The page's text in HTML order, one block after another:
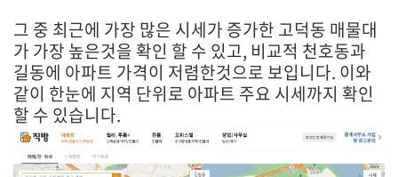
그 중 최근에 가장 많은 시세가 증가한 고덕동 매물대
가 가장 높은것을 확인 할 수 있고, 비교적 천호동과
길동에 아파트 가격이 저렴한것으로 보입니다. 이와
같이 한눈에 지역 단위로 아파트 주요 시세까지 확인
할 수 있습니다.